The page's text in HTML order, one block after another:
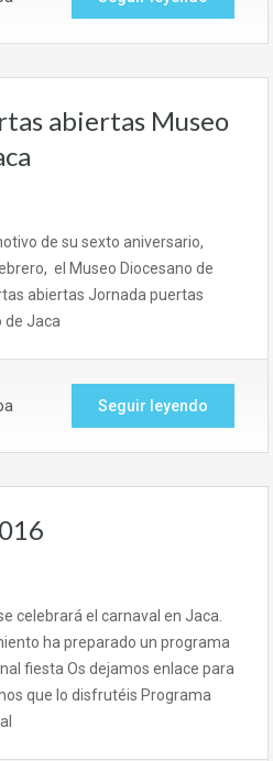
abiertas Museo
de su sexto aniversario,
el Museo Diocesano de
abiertas Jornada puertas
de Jaca
Seguir leyendo
celebrará el carnaval en Jaca.
ha preparado un programa
fiesta Os dejamos enlace para
que lo disfrutéis Programa